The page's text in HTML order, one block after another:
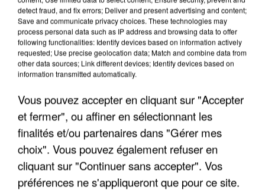
INCENDIES : L’ÎLE-DE-FRANCE LANCE UN ÉLAN
DE SOLIDARITÉ AVEC LES...
detect fraud, and fix errors; Deliver and present advertising and content;
Save and communicate privacy choices. These technologies may
process personal data such as IP address and browsing data to offer
following functionalities: Identify devices based on information actively
requested; Use precise geolocation data; Match and combine data from
other data sources; Link different devices; Identify devices based on
information transmitted automatically.
Vous pouvez accepter en cliquant sur "Accepter
et fermer", ou affiner en sélectionnant les
finalités et/ou partenaires dans "Gérer mes
choix". Vous pouvez également refuser en
cliquant sur "Continuer sans accepter". Vos
préférences ne s'appliqueront que pour ce site.